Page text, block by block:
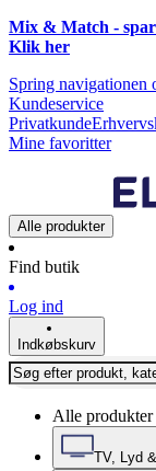
Mix & Match -
Klik her
Spring navigationen
Kundeservice
Privatkunde
Mine favoritter
Alle produkter
Find butik
Log ind
Indkøbskurv
Alle produkter
TV, Lyd